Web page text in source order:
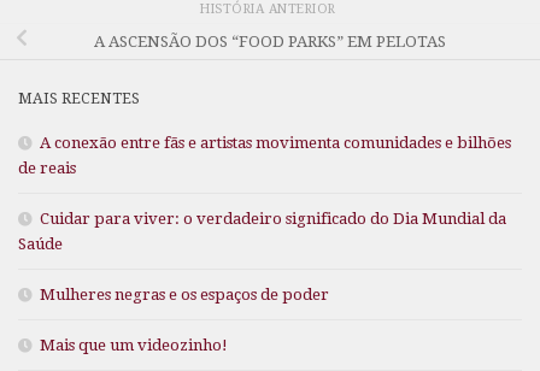
HISTÓRIA ANTERIOR
A ASCENSÃO DOS “FOOD PARKS” EM PELOTAS
MAIS RECENTES
A conexão entre fãs e artistas movimenta comunidades e bilhões
de reais
Cuidar para viver: o verdadeiro significado do Dia Mundial da
Saúde
Mulheres negras e os espaços de poder
Mais que um videozinho!